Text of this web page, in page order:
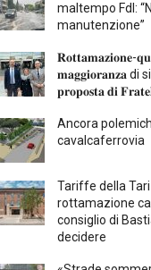
maltempo FdI:
manutenzione”
𝐑𝐨𝐭𝐭𝐚𝐦𝐚𝐳𝐢𝐨𝐧𝐞-
𝐦𝐚𝐠𝐠𝐢𝐨𝐫𝐚𝐧𝐳𝐚 di
𝐩𝐫𝐨𝐩𝐨𝐬𝐭𝐚 𝐝𝐢
Ancora
cavalcaferrovia
Tariffe della Tari
rottamazione
consiglio di
decidere